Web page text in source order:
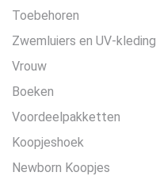
Toebehoren
Zwemluiers en UV-kleding
Vrouw
Boeken
Voordeelpakketten
Koopjeshoek
Newborn Koopjes